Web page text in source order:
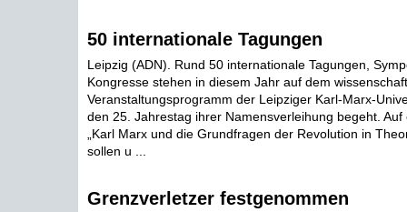
50 internationale Tagungen
Leipzig (ADN). Rund 50 internationale Tagungen,
Kongresse stehen in diesem Jahr auf dem
Veranstaltungsprogramm der Leipziger Karl-Marx-
den 25. Jahrestag ihrer Namensverleihung begeht. Auf
„Karl Marx und die Grundfragen der Revolution in
sollen u ...
Grenzverletzer festgenommen